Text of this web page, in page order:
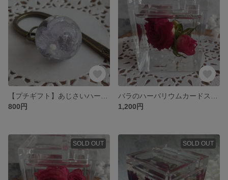
800円
1,200円
SOLD OUT SOLD OUT